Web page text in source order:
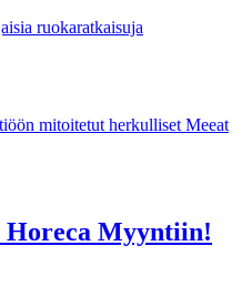
ruokaratkaisuja
mitoitetut herkulliset Meeat
Horeca Myyntiin!